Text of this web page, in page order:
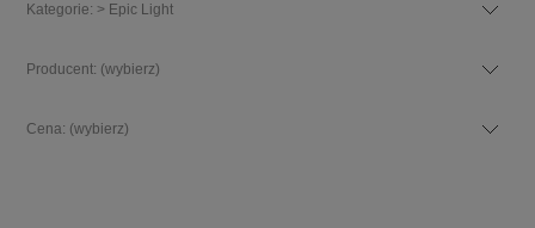
Kategorie: > Epic Light
Producent: (wybierz)
Cena: (wybierz)